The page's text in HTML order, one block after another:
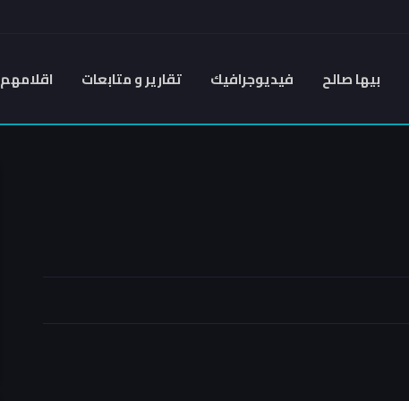
بيها صالح فيديوجرافيك تقارير و متابعات اقلامهم